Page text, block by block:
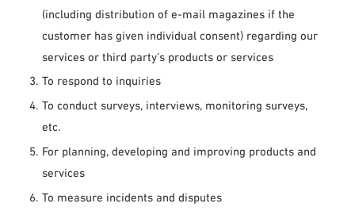
(including distribution of e-mail magazines if the
customer has given individual consent) regarding our
services or third party’s products or services
To respond to inquiries
To conduct surveys, interviews, monitoring surveys,
etc.
For planning, developing and improving products and
services
To measure incidents and disputes